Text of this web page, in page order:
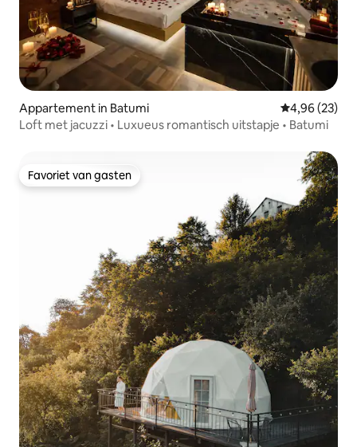
Appartement in Batumi Gemiddelde
4,96 (23)
Loft met jacuzzi • Luxueus romantisch uitstapje • Batumi
Favoriet van gasten
Favoriet van gasten